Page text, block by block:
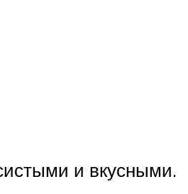
и вкусными.